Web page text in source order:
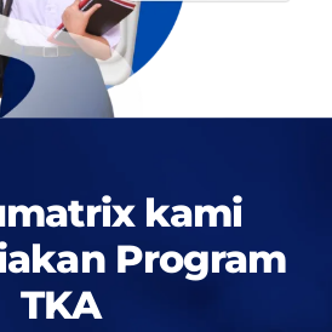
kami
Program
TKA